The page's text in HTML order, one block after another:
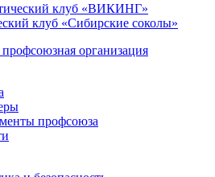
клуб «ВИКИНГ»
клуб «Сибирские соколы»
организация
профсоюза